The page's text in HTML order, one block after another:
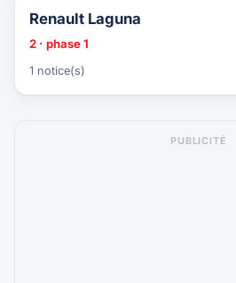
Renault Laguna
2 · phase 1
1 notice(s)
PUBLICITÉ